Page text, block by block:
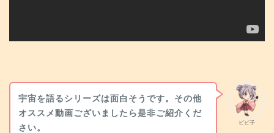
ビビ子
宇宙を語るシリーズは面白そうです。その他
オススメ動画ございましたら是非ご紹介くだ
さい。